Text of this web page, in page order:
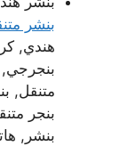
بنشر
هندي,
بنجرجي,
متنقل,
بنجر
بنشر,